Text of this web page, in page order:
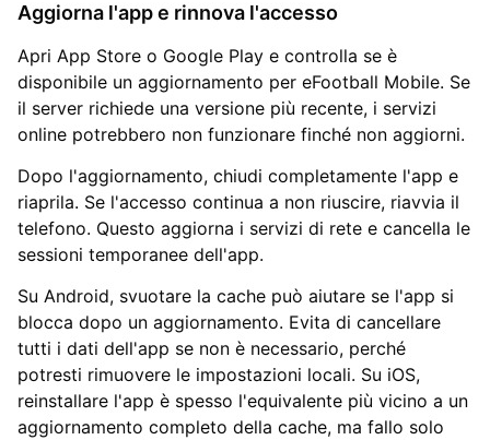
Aggiorna l'app e rinnova l'accesso
Apri App Store o Google Play e controlla se è
disponibile un aggiornamento per eFootball Mobile. Se
il server richiede una versione più recente, i servizi
online potrebbero non funzionare finché non aggiorni.
Dopo l'aggiornamento, chiudi completamente l'app e
riaprila. Se l'accesso continua a non riuscire, riavvia il
telefono. Questo aggiorna i servizi di rete e cancella le
sessioni temporanee dell'app.
Su Android, svuotare la cache può aiutare se l'app si
blocca dopo un aggiornamento. Evita di cancellare
tutti i dati dell'app se non è necessario, perché
potresti rimuovere le impostazioni locali. Su iOS,
reinstallare l'app è spesso l'equivalente più vicino a un
aggiornamento completo della cache, ma fallo solo